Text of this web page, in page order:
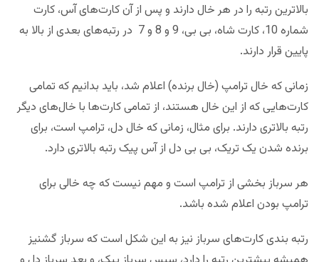
بالاترین رتبه را در هر خال دارند و پس از آن کارت‌های آس، کارت
شماره 10، کارت شاه، بی بی، 9 و 8 و 7 در رتبه‌های بعدی از بالا به
پایین قرار دارند.
زمانی که خال ترامپ (خال برنده) اعلام شد، باید بدانیم که تمامی
کارت‌هایی که از این خال هستند، از تمامی کارت‌ها با خال‌های دیگر
رتبه بالاتری دارند. برای مثال، زمانی که خال دل، ترامپ است، برای
برنده شدن یک تریک، بی بی دل از آس پیک رتبه بالاتری دارد.
هر سرباز بخشی از ترامپ است و مهم نیست که چه خالی برای
ترامپ بودن اعلام شده باشد.
رتبه بندی کارت‌های سرباز نیز به این شکل است که سرباز گشنیز